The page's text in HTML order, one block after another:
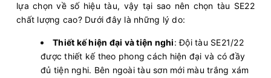
lựa chọn về số hiệu tàu, vậy tại sao nên chọn tàu SE22
chất lượng cao? Dưới đây là những lý do:
Thiết kế hiện đại và tiện nghi: Đội tàu SE21/22
được thiết kế theo phong cách hiện đại và có đầy
đủ tiện nghi. Bên ngoài tàu sơn mới màu trắng xám